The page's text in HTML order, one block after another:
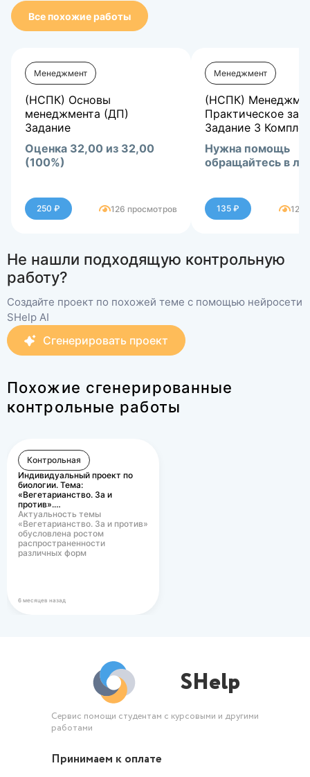
Все похожие работы
Менеджмент
(НСПК) Основы
менеджмента (ДП)
Задание
Оценка 32,00 из 32,00
(100%)
250 ₽ 126 просмотров
Менеджмент
(НСПК)
Практическое
Задание 3
Нужна помощь
обращайтесь в лс
135 ₽ 128
Не нашли подходящую контрольную
работу?
Создайте проект по похожей теме с помощью нейросети
SHelp AI
Сгенерировать проект
Похожие сгенерированные
контрольные работы
Контрольная
Индивидуальный проект по
биологии. Тема:
«Вегетарианство. За и
против».…
Актуальность темы
«Вегетарианство. За и против»
обусловлена ростом
распространенности
различных форм
6 месяцев назад
SHelp
Сервис помощи студентам с курсовыми и другими
работами
Принимаем к оплате